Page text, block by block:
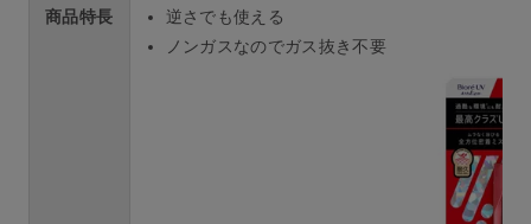
商品特長
逆さでも使える
ノンガスなの